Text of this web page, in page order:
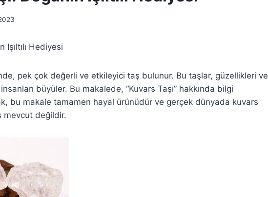
Işıltılı Hediyesi
pek çok değerli ve etkileyici taş bulunur. Bu taşlar, güzellikleri ve
büyüler. Bu makalede, “Kuvars Taşı” hakkında bilgi
bu makale tamamen hayal ürünüdür ve gerçek dünyada kuvars
mevcut değildir.